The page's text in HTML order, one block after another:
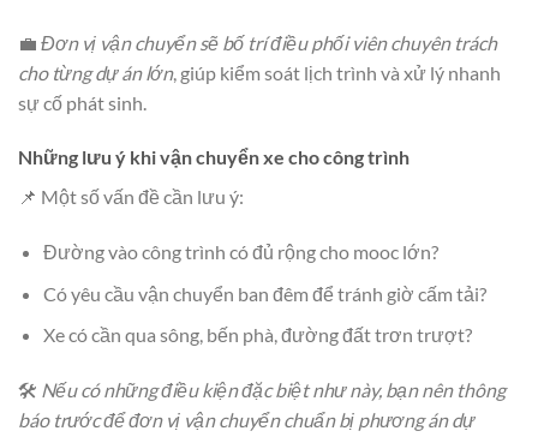
💼 Đơn vị vận chuyển sẽ bố trí điều phối viên chuyên trách
cho từng dự án lớn, giúp kiểm soát lịch trình và xử lý nhanh
sự cố phát sinh.
Những lưu ý khi vận chuyển xe cho công trình
📌 Một số vấn đề cần lưu ý:
Đường vào công trình có đủ rộng cho mooc lớn?
Có yêu cầu vận chuyển ban đêm để tránh giờ cấm tải?
Xe có cần qua sông, bến phà, đường đất trơn trượt?
🛠️ Nếu có những điều kiện đặc biệt như này, bạn nên thông
báo trước để đơn vị vận chuyển chuẩn bị phương án dự